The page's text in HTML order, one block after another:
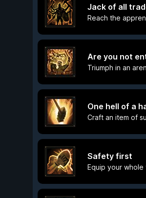
Jack of all
Reach the
Are you not
Triumph in an
One hell of a
Craft an item of
Safety first
Equip your